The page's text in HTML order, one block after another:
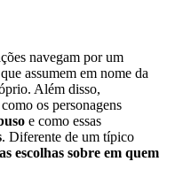
navegam por um
assumem em nome da
Além disso,
os personagens
e como essas
. Diferente de um típico
escolhas sobre em quem